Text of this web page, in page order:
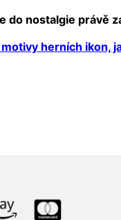
do nostalgie právě
herních ikon,